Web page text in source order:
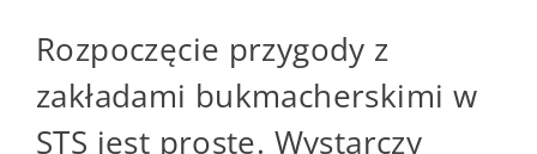
Rozpoczęcie przygody z
zakładami bukmacherskimi w
STS jest proste. Wystarczy